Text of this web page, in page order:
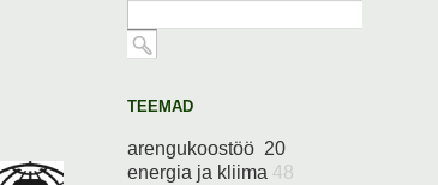
TEEMAD
arengukoostöö 20
energia ja kliima 48